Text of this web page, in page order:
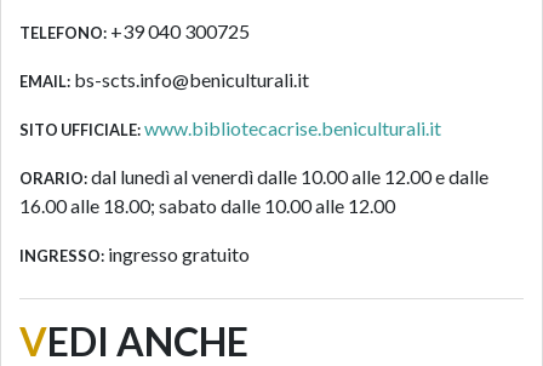
TELEFONO: +39 040 300725
EMAIL: bs-scts.info@beniculturali.it
SITO UFFICIALE:www.bibliotecacrise.beniculturali.it
ORARIO:dal lunedì al venerdì dalle 10.00 alle 12.00 e dalle
16.00 alle 18.00; sabato dalle 10.00 alle 12.00
INGRESSO: ingresso gratuito
VEDI ANCHE